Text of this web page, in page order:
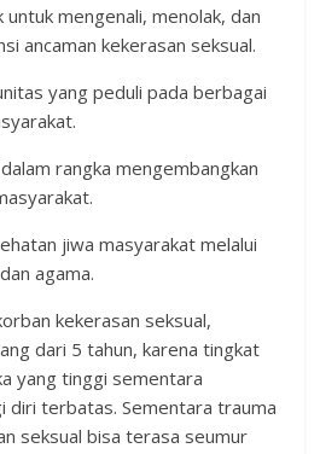
untuk mengenali, menolak, dan
ancaman kekerasan seksual.
yang peduli pada berbagai
rangka mengembangkan
jiwa masyarakat melalui
agama.
kekerasan seksual,
dari 5 tahun, karena tingkat
yang tinggi sementara
diri terbatas. Sementara trauma
seksual bisa terasa seumur